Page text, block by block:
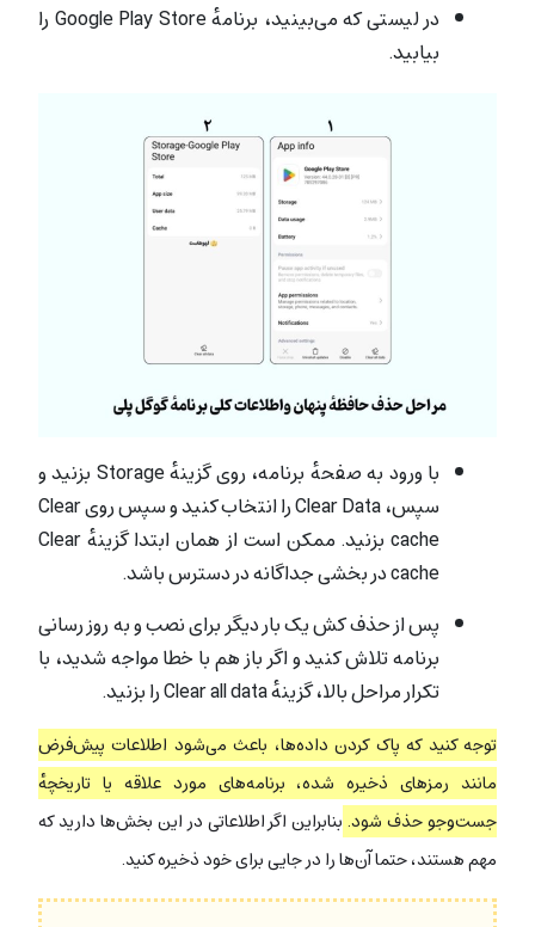
در لیستی که می‌بینید، برنامهٔ Google Play Store را
بیابید.
با ورود به صفحهٔ برنامه، روی گزینهٔ Storage بزنید و
سپس، Clear Data را انتخاب کنید و سپس روی Clear
cache بزنید. ممکن است از همان ابتدا گزینهٔ Clear
cache در بخشی جداگانه در دسترس باشد.
پس از حذف کش یک بار دیگر برای نصب و به روز رسانی
برنامه تلاش کنید و اگر باز هم با خطا مواجه شدید، با
تکرار مراحل بالا، گزینهٔ Clear all data را بزنید.
توجه کنید که پاک کردن داده‌ها، باعث می‌شود اطلاعات پیش‌فرض
مانند رمزهای ذخیره شده، برنامه‌های مورد علاقه یا تاریخچهٔ
جست‌وجو حذف شود.بنابراین اگر اطلاعاتی در این بخش‌ها دارید که
مهم هستند، حتما آن‌ها را در جایی برای خود ذخیره کنید.